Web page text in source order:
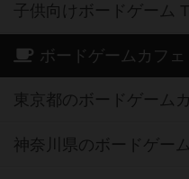
子供向けボードゲーム
ボードゲームカフェ
東京都のボードゲーム
神奈川県のボードゲー